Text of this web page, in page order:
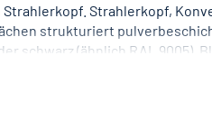
Strahlerkopf,
strukturiert
schwarz (ähnlich RAL 9005).